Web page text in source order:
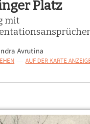
Platz
mit
Avrutina
— AUF DER KARTE